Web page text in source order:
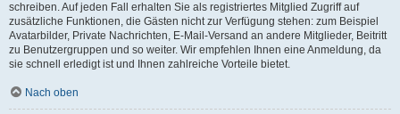
schreiben. Auf jeden Fall erhalten Sie als registriertes Mitglied Zugriff auf
zusätzliche Funktionen, die Gästen nicht zur Verfügung stehen: zum Beispiel
Avatarbilder, Private Nachrichten, E-Mail-Versand an andere Mitglieder, Beitritt
zu Benutzergruppen und so weiter. Wir empfehlen Ihnen eine Anmeldung, da
sie schnell erledigt ist und Ihnen zahlreiche Vorteile bietet.
Nach oben